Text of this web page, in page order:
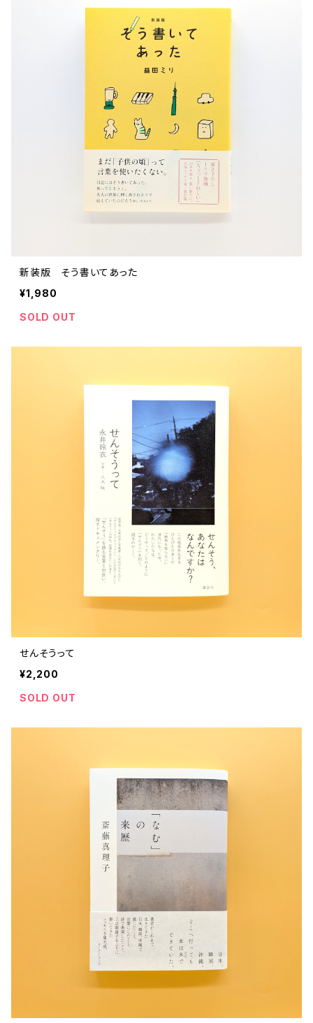
新装版 そう書いてあった
¥1,980
SOLD OUT
せんそうって
¥2,200
SOLD OUT